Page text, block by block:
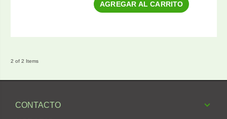
AGREGAR AL CARRITO
2 of 2 Items
CONTACTO